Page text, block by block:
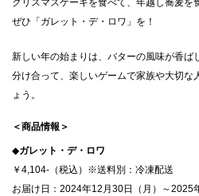
クリスマスケーキを食べて、年越し蕎麦を
ぜひ「ガレット・デ・ロワ」を！
新しい年の始まりは、バターの風味が香ば
分け合って、楽しいゲームで家族や大切な
ょう。
＜商品情報＞
◆ガレット・デ・ロワ
￥4,104-（税込）※送料別：冷凍配送
お届け日：2024年12月30日（月）～2025